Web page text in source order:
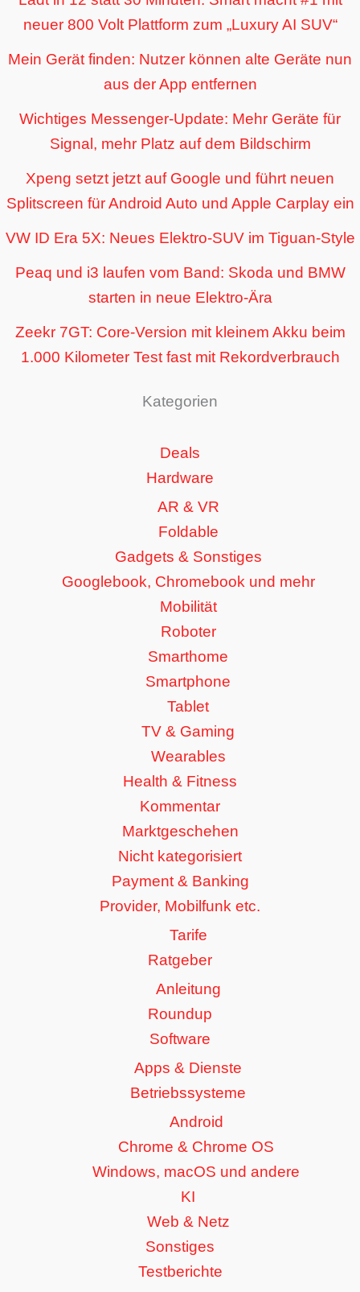
neuer 800 Volt Plattform zum „Luxury AI SUV“
Mein Gerät finden: Nutzer können alte Geräte nun
aus der App entfernen
Wichtiges Messenger-Update: Mehr Geräte für
Signal, mehr Platz auf dem Bildschirm
Xpeng setzt jetzt auf Google und führt neuen
Splitscreen für Android Auto und Apple Carplay ein
VW ID Era 5X: Neues Elektro-SUV im Tiguan-Style
Peaq und i3 laufen vom Band: Skoda und BMW
starten in neue Elektro-Ära
Zeekr 7GT: Core-Version mit kleinem Akku beim
1.000 Kilometer Test fast mit Rekordverbrauch
Kategorien
Deals
Hardware
AR & VR
Foldable
Gadgets & Sonstiges
Googlebook, Chromebook und mehr
Mobilität
Roboter
Smarthome
Smartphone
Tablet
TV & Gaming
Wearables
Health & Fitness
Kommentar
Marktgeschehen
Nicht kategorisiert
Payment & Banking
Provider, Mobilfunk etc.
Tarife
Ratgeber
Anleitung
Roundup
Software
Apps & Dienste
Betriebssysteme
Android
Chrome & Chrome OS
Windows, macOS und andere
KI
Web & Netz
Sonstiges
Testberichte